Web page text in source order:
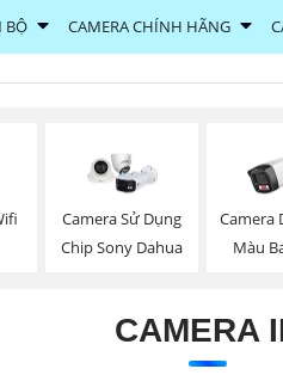
BỘ CAMERA CHÍNH HÃNG
Camera Sử Dụng
Chip Sony Dahua
Camera
Màu
CAMERA